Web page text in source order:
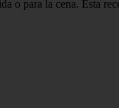
o para la cena. Esta